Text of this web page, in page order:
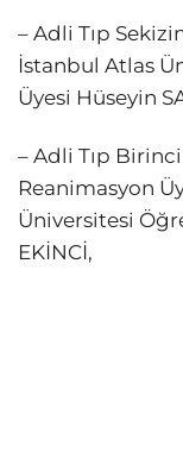
– Adli Tıp
İstanbul Atlas
Üyesi Hüseyin
– Adli Tıp
Reanimasyon
Üniversitesi
EKİNCİ,